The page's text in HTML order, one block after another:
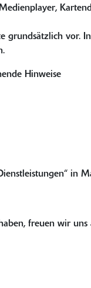
vor.
Hinweise
in
freuen wir